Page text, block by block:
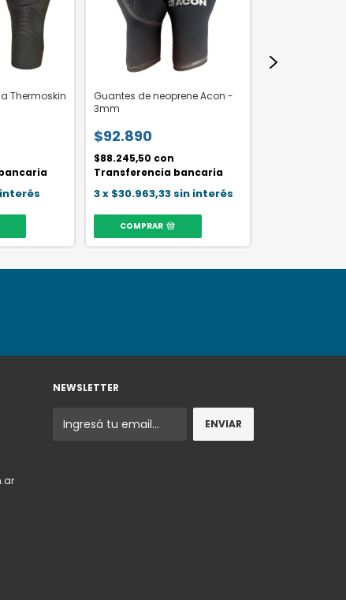
Thermoskin
Guantes de neoprene Acon -
3mm
$92.890
$88.245,50 con
Transferencia bancaria
3x $30.963,33 sin interés
COMPRAR
NEWSLETTER